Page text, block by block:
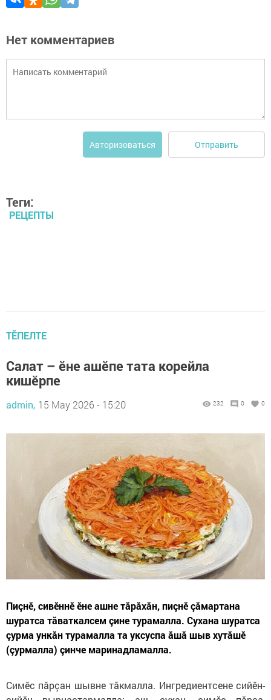
Нет комментариев
Авторизоваться Отправить
Теги:
РЕЦЕПТЫ
ТӖПЕЛТЕ
Салат – ӗне ашӗпе тата корейла
кишӗрпе
admin, 15 May 2026 - 15:20 232 0 0
Пиçнӗ, сивӗннӗ ӗне ашне тăрăхăн, пиçнӗ çăмартана
шуратса тăваткалсем çине турамалла. Сухана шуратса
çурма ункăн турамалла та уксуспа ăшă шыв хутăшӗ
(çурмалла) çинче маринадламалла.
Симӗс пăрçан шывне тăкмалла. Ингредиентсене си­йӗн-